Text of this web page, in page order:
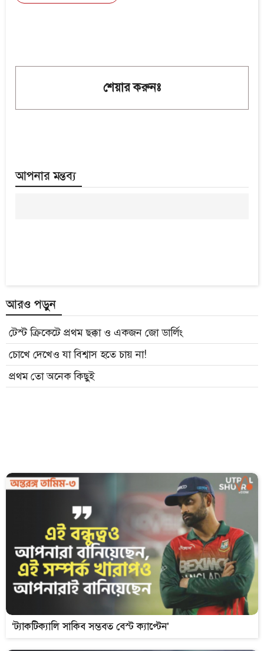
শেয়ার করুনঃ
আপনার মন্তব্য
আরও পড়ুন
টেস্ট ক্রিকেটে প্রথম ছক্কা ও একজন জো ডার্লিং
চোখে দেখেও যা বিশ্বাস হতে চায় না!
প্রথম তো অনেক কিছুই
‘ট্যাকটিক্যালি সাকিব সম্ভবত বেস্ট ক্যাপ্টেন’